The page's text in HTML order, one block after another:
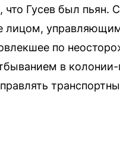
что Гусев был пьян.
лицом,
по
в